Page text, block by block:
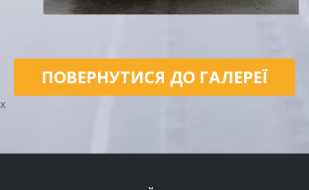
ПОВЕРНУТИСЯ ДО ГАЛЕРЕЇ
x